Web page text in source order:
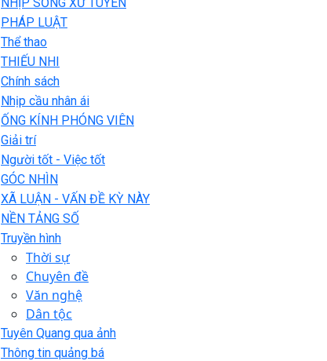
PHÁP LUẬT
Thể thao
THIẾU NHI
Chính sách
Nhịp cầu nhân ái
ỐNG KÍNH PHÓNG VIÊN
Giải trí
Người tốt - Việc tốt
GÓC NHÌN
XÃ LUẬN - VẤN ĐỀ KỲ NÀY
NỀN TẢNG SỐ
Truyền hình
Thời sự
Chuyên đề
Văn nghệ
Dân tộc
Tuyên Quang qua ảnh
Thông tin quảng bá